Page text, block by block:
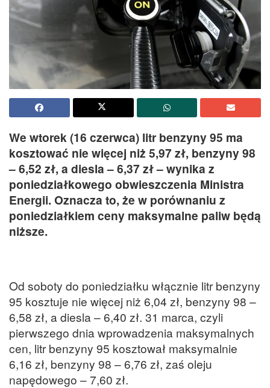
We wtorek (16 czerwca) litr benzyny 95 ma
kosztować nie więcej niż 5,97 zł, benzyny 98
– 6,52 zł, a diesla – 6,37 zł – wynika z
poniedziałkowego obwieszczenia Ministra
Energii. Oznacza to, że w porównaniu z
poniedziałkiem ceny maksymalne paliw będą
niższe.
Od soboty do poniedziałku włącznie litr benzyny
95 kosztuje nie więcej niż 6,04 zł, benzyny 98 –
6,58 zł, a diesla – 6,40 zł. 31 marca, czyli
pierwszego dnia wprowadzenia maksymalnych
cen, litr benzyny 95 kosztował maksymalnie
6,16 zł, benzyny 98 – 6,76 zł, zaś oleju
napędowego – 7,60 zł.